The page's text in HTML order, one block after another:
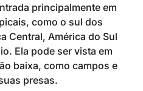
principalmente em
como o sul dos
Central, América do Sul
Ela pode ser vista em
baixa, como campos e
presas.